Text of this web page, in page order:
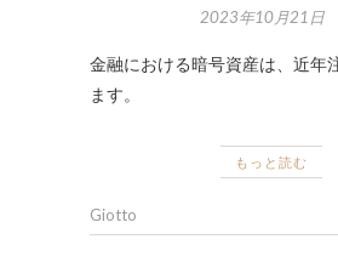
2023年10月21日
金融における暗号資産は、近年
ます。
もっと読む
Giotto